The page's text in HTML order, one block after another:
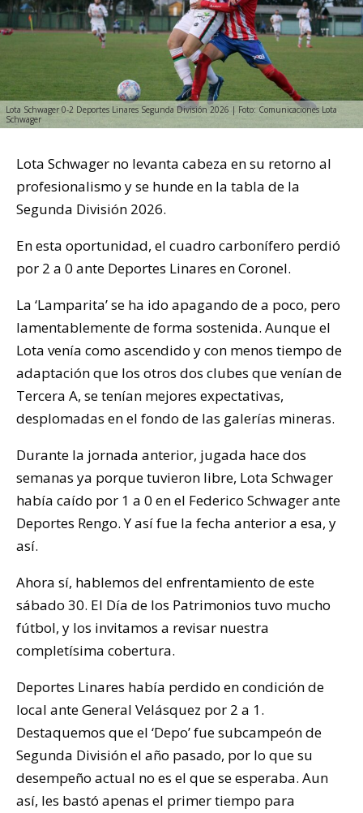
Lota Schwager 0-2 Deportes Linares Segunda División 2026 | Foto: Comunicaciones Lota
Schwager
Lota Schwager no levanta cabeza en su retorno al
profesionalismo y se hunde en la tabla de la
Segunda División 2026.
En esta oportunidad, el cuadro carbonífero perdió
por 2 a 0 ante Deportes Linares en Coronel.
La ‘Lamparita’ se ha ido apagando de a poco, pero
lamentablemente de forma sostenida. Aunque el
Lota venía como ascendido y con menos tiempo de
adaptación que los otros dos clubes que venían de
Tercera A, se tenían mejores expectativas,
desplomadas en el fondo de las galerías mineras.
Durante la jornada anterior, jugada hace dos
semanas ya porque tuvieron libre, Lota Schwager
había caído por 1 a 0 en el Federico Schwager ante
Deportes Rengo. Y así fue la fecha anterior a esa, y
así.
Ahora sí, hablemos del enfrentamiento de este
sábado 30. El Día de los Patrimonios tuvo mucho
fútbol, y los invitamos a revisar nuestra
completísima cobertura.
Deportes Linares había perdido en condición de
local ante General Velásquez por 2 a 1.
Destaquemos que el ‘Depo’ fue subcampeón de
Segunda División el año pasado, por lo que su
desempeño actual no es el que se esperaba. Aun
así, les bastó apenas el primer tiempo para